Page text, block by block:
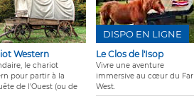
Western
le chariot
pour partir à la
de l'Ouest (ou de
Le Clos de l'Isop
Vivre une aventure
immersive au cœur du Far
West.
DISPO EN LIGNE